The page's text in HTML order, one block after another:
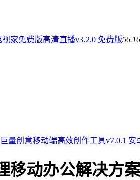
视家免费版高清直播v3.2.0 免费版
巨量创意移动端高效创作工具v7.0.1 安
移动办公解决方